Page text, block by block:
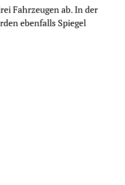
Fahrzeugen ab. In der
ebenfalls Spiegel